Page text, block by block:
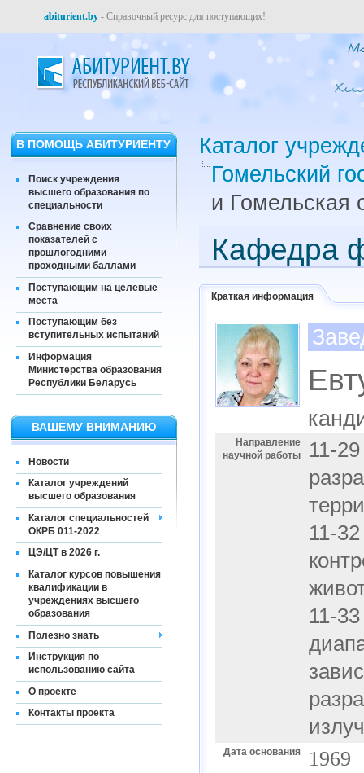
abiturient.by - Справочный ресурс для поступающих!
В ПОМОЩЬ АБИТУРИЕНТУ
Поиск учреждения
высшего образования по
специальности
Сравнение своих
показателей с
прошлогодними
проходными баллами
Поступающим на целевые
места
Поступающим без
вступительных испытаний
Информация
Министерства образования
Республики Беларусь
ВАШЕМУ ВНИМАНИЮ
Новости
Каталог учреждений
высшего образования
Каталог специальностей
ОКРБ 011-2022
ЦЭ/ЦТ в 2026 г.
Каталог курсов повышения
квалификации в
учреждениях высшего
образования
Полезно знать
Инструкция по
использованию сайта
О проекте
Контакты проекта
Каталог
Гомельский
и Гомельская
Кафедра
Краткая информация
Направление
научной работы
11-
11-
11-
Дата основания 1969